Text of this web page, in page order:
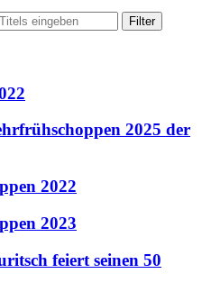
Filter
2025 der
2022
2023
feiert seinen 50